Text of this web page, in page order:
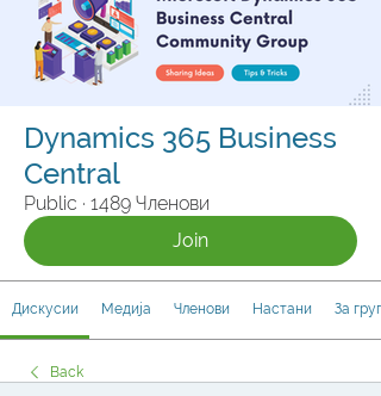
Dynamics 365 Business
Central
Public · 1489 Членови
Join
Дискусии Медија Членови Настани За
Back